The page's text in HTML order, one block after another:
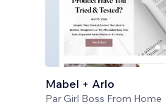
Mabel + Arlo
Par Girl Boss From Home